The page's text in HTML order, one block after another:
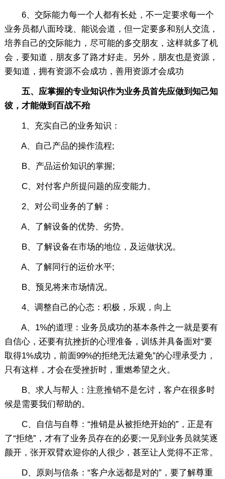
6、交际能力每一个人都有长处，不一定要求每一个
业务员都八面玲珑、能说会道，但一定要多和别人交流，
培养自己的交际能力，尽可能的多交朋友，这样就多了机
会，要知道，朋友多了路才好走。另外，朋友也是资源，
要知道，拥有资源不会成功，善用资源才会成功
五、应掌握的专业知识作为业务员首先应做到知己知
彼，才能做到百战不殆
1、充实自己的业务知识：
A、自己产品的操作流程;
B、产品运价知识的掌握;
C、对付客户所提问题的应变能力。
2、对公司业务的了解：
A、了解设备的优势、劣势。
B、了解设备在市场的地位，及运做状况。
A、了解同行的运价水平;
B、预见将来市场情况。
4、调整自己的心态：积极，乐观，向上
A、1%的道理：业务员成功的基本条件之一就是要有
自信心，还要有抗挫折的心理准备，训练并具备面对“要
取得1%成功，前面99%的拒绝无法避免”的心理承受力，
只有这样，才会在受挫折时，重燃希望之火。
B、求人与帮人：注意推销不是乞讨，客户在很多时
候是需要我们帮助的。
C、自信与自尊：“推销是从被拒绝开始的”，正是有
了“拒绝”，才有了业务员存在的必要;一见到业务员就笑逐
颜开，张开双臂欢迎你的人很少，甚至让人觉得不正常。
D、原则与信条：“客户永远都是对的”，要了解尊重